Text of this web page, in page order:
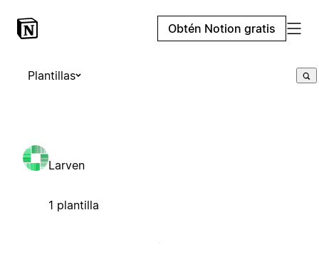
Obtén Notion gratis
Plantillas
Larven
1 plantilla